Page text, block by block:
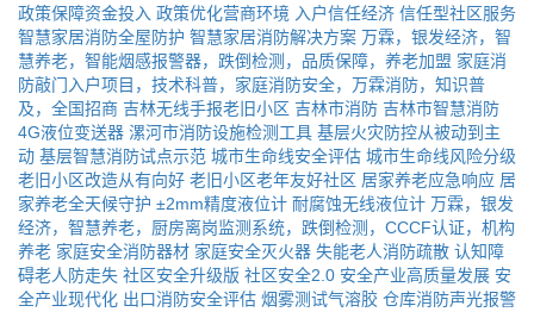
政策保障资金投入 政策优化营商环境 入户信任经济 信任型社区服务
智慧家居消防全屋防护 智慧家居消防解决方案 万霖，银发经济，智
慧养老，智能烟感报警器，跌倒检测，品质保障，养老加盟 家庭消
防敲门入户项目，技术科普，家庭消防安全，万霖消防，知识普
及，全国招商 吉林无线手报老旧小区 吉林市消防 吉林市智慧消防
4G液位变送器 漯河市消防设施检测工具 基层火灾防控从被动到主
动 基层智慧消防试点示范 城市生命线安全评估 城市生命线风险分级
老旧小区改造从有向好 老旧小区老年友好社区 居家养老应急响应 居
家养老全天候守护 ±2mm精度液位计 耐腐蚀无线液位计 万霖，银发
经济，智慧养老，厨房离岗监测系统，跌倒检测，CCCF认证，机构
养老 家庭安全消防器材 家庭安全灭火器 失能老人消防疏散 认知障
碍老人防走失 社区安全升级版 社区安全2.0 安全产业高质量发展 安
全产业现代化 出口消防安全评估 烟雾测试气溶胶 仓库消防声光报警